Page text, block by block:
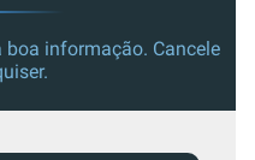
informação. Cancele